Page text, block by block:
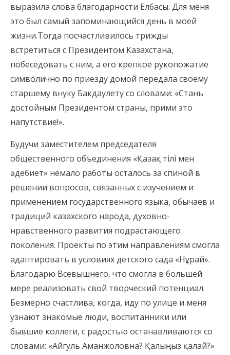
выразила слова благодарности Елбасы. Для меня
это был самый запоминающийся день в моей
жизни.Тогда посчастливилось трижды
встретиться с Президентом Казахстана,
побеседовать с ним, а его крепкое рукопожатие
символично по приезду домой передала своему
старшему внуку Бакдаулету со словами: «Стань
достойным Президентом страны, прими это
напутствие!».
Будучи заместителем председателя
общественного объединения «Қазақ тілі мен
әдебиет» немало работы осталось за спиной в
решении вопросов, связанных с изучением и
применением государственного языка, обычаев и
традиций казахского народа, духовно-
нравственного развития подрастающего
поколения. Проекты по этим направлениям смогла
адаптировать в условиях детского сада «Нұрай».
Благодарю Всевышнего, что смогла в большей
мере реализовать свой творческий потенциал.
Безмерно счастлива, когда, иду по улице и меня
узнают знакомые люди, воспитанники или
бывшие коллеги, с радостью останавливаются со
словами: «Айгуль Аманжоловна? Қалыңыз қалай?»